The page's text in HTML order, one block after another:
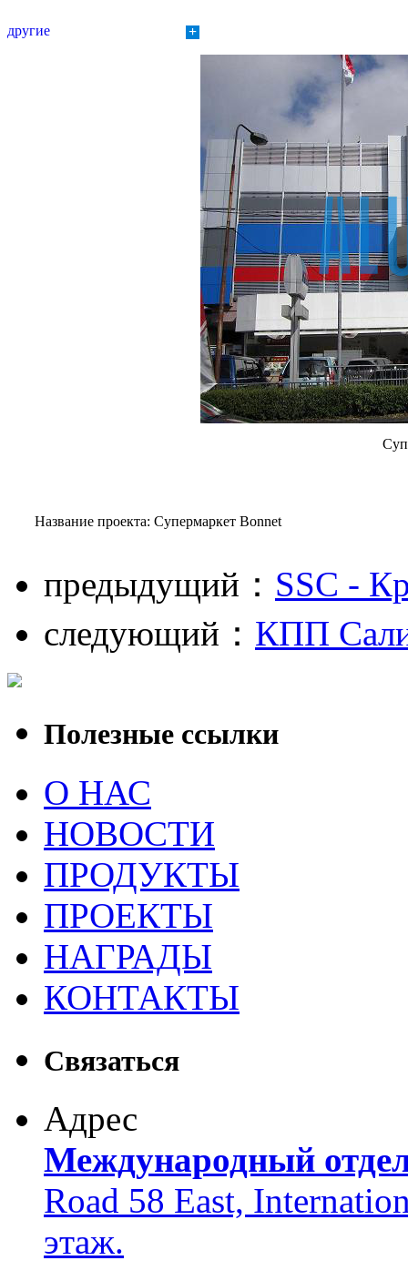
другие +
Название проекта: Супермаркет Bonnet
предыдущий： SSC -
следующий： КПП
Полезные ссылки
О НАС
НОВОСТИ
ПРОДУКТЫ
ПРОЕКТЫ
НАГРАДЫ
КОНТАКТЫ
Связаться
Адрес
Международный
Road 58 East,
этаж.